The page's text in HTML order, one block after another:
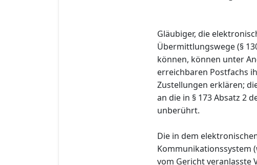
Gläubiger, die
Übermittlungswege (§
können, können unter
erreichbaren Postfachs
Zustellungen erklären;
an die in § 173 Absatz 2
unberührt.
Die in dem
Kommunikationssystem
vom Gericht veranlasste